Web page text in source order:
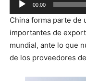
de
audio
00:00
China forma parte de
importantes de
mundial, ante lo que
de los proveedores